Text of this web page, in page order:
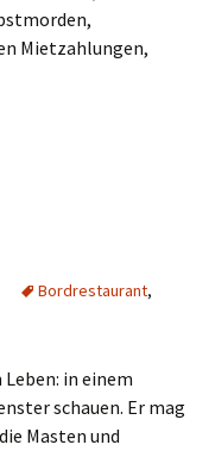
Mietzahlungen,
Bordrestaurant,
in einem
schauen. Er mag
Masten und